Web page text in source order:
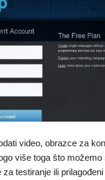
video, obrazce za
više toga što možemo
testiranje ili